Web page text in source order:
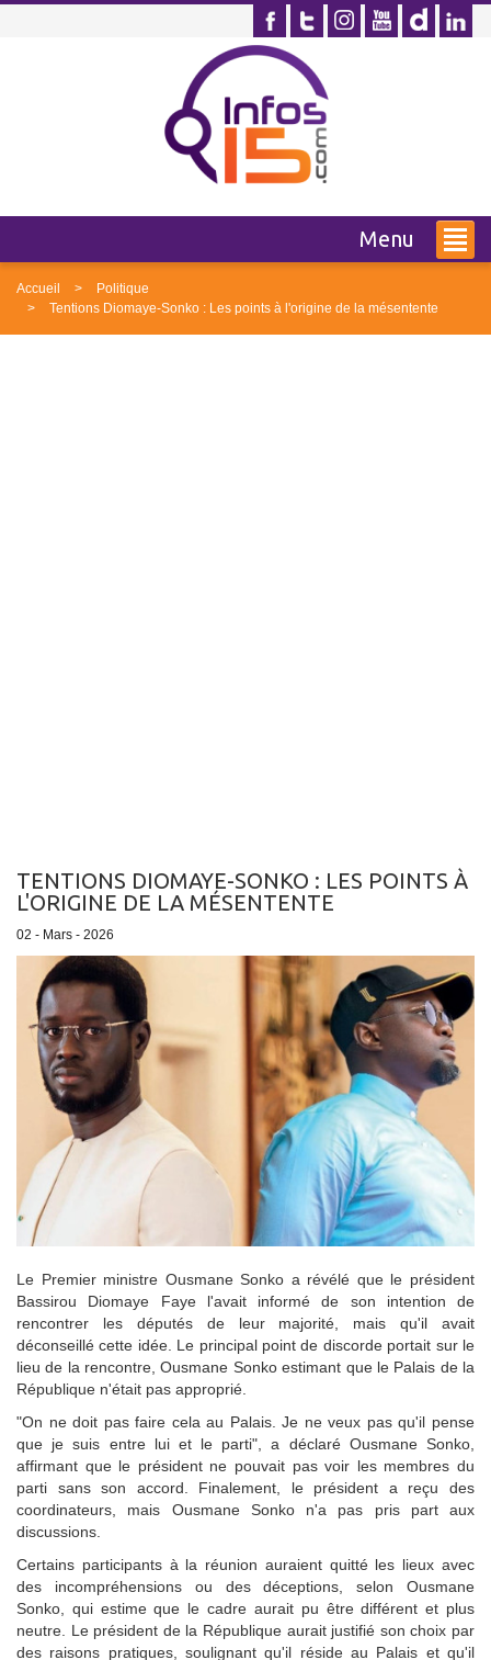
Menu
Accueil
Politique
Tentions Diomaye-Sonko : Les points à l'origine de la mésentente
TENTIONS DIOMAYE-SONKO : LES POINTS À
L'ORIGINE DE LA MÉSENTENTE
02 - Mars - 2026
Le Premier ministre Ousmane Sonko a révélé que le président
Bassirou Diomaye Faye l'avait informé de son intention de
rencontrer les députés de leur majorité, mais qu'il avait
déconseillé cette idée. Le principal point de discorde portait sur le
lieu de la rencontre, Ousmane Sonko estimant que le Palais de la
République n'était pas approprié.
"On ne doit pas faire cela au Palais. Je ne veux pas qu'il pense
que je suis entre lui et le parti", a déclaré Ousmane Sonko,
affirmant que le président ne pouvait pas voir les membres du
parti sans son accord. Finalement, le président a reçu des
coordinateurs, mais Ousmane Sonko n'a pas pris part aux
discussions.
Certains participants à la réunion auraient quitté les lieux avec
des incompréhensions ou des déceptions, selon Ousmane
Sonko, qui estime que le cadre aurait pu être différent et plus
neutre. Le président de la République aurait justifié son choix par
des raisons pratiques, soulignant qu'il réside au Palais et qu'il